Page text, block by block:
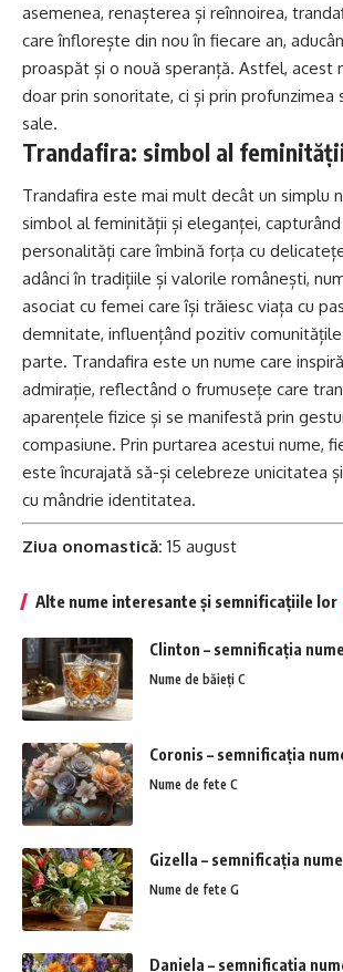
asemenea, renașterea și reînnoirea,
care înflorește din nou în fiecare an,
proaspăt și o nouă speranță. Astfel, acest
doar prin sonoritate, ci și prin profunzimea
sale.
Trandafira: simbol al
Trandafira este mai mult decât un simplu
simbol al feminității și eleganței,
personalități care îmbină forța cu
adânci în tradițiile și valorile românești,
asociat cu femei care își trăiesc viața cu
demnitate, influențând pozitiv
parte. Trandafira este un nume care
admirație, reflectând o frumusețe care
aparențele fizice și se manifestă prin
compasiune. Prin purtarea acestui nume,
este încurajată să-și celebreze unicitatea
cu mândrie identitatea.
Ziua onomastică: 15 august
Alte nume interesante și semnificațiile lor
Clinton – semnificația
Nume de băieți C
Coronis – semnificația
Nume de fete C
Gizella – semnificația
Nume de fete G
Daniela – semnificația